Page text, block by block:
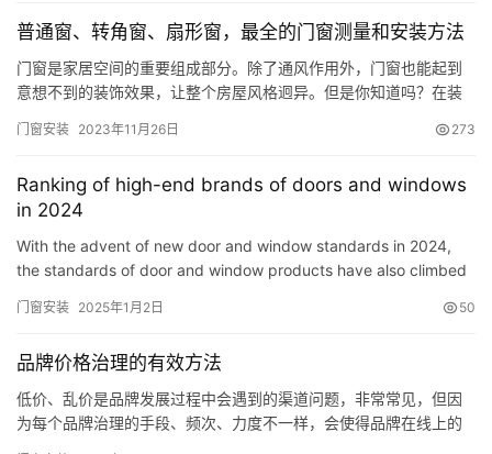
阅读，两周之后你能记住的知识不会超过10%，但是如果…
普通窗、转角窗、扇形窗，最全的门窗测量和安装方法
门窗是家居空间的重要组成部分。除了通风作用外，门窗也能起到
意想不到的装饰效果，让整个房屋风格迥异。但是你知道吗？在装
适度。现在，就让我们一起来看看系统门窗的专业施工方法和安装
供基础数据，最终关系到门窗安装效果与质量保证。按洞口类型，
门窗洞口…
门窗安装 2023年11月26日 273
Ranking of high-end brands of doors and windows
in 2024
With the advent of new door and window standards in 2024,
the standards of door and window products have also climbed
t…
门窗安装 2025年1月2日 50
品牌价格治理的有效方法
低价、乱价是品牌发展过程中会遇到的渠道问题，非常常见，但因
为每个品牌治理的手段、频次、力度不一样，会使得品牌在线上的